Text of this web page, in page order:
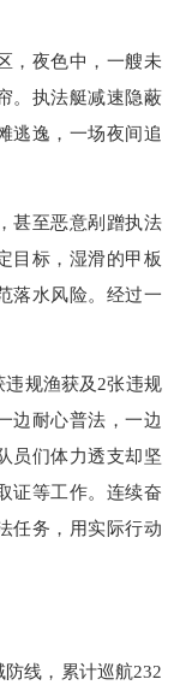
夜色中，一艘未
。执法艇减速隐蔽
逃逸，一场夜间追
至恶意剐蹭执法
目标，湿滑的甲板
落水风险。经过一
规渔获及2张违规
边耐心普法，一边
员们体力透支却坚
证等工作。连续奋
任务，用实际行动
线，累计巡航232